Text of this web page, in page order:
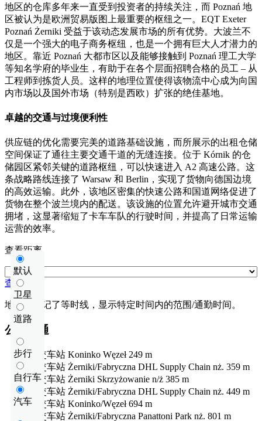
地区的仓库多年来一直受到投资者的持续关注，而 Poznań 地
区被认为是欧洲贸易版图上最重要的枢纽之一。EQT Exeter
Poznań Żerniki 受益于该动态发展市场的所有优势。大波兰不
仅是一个强大的电子商务枢纽，也是一个拥有巨大人才潜力的
地区。靠近 Poznań 大都市区以及能够接触到 Poznań 理工大学
等知名学府的毕业生，有助于在各个层面招聘合格的员工 – 从
工程师到拣货人员。这样的地理位置使得该物流中心成为向国
内市场以及国外市场（特别是西欧）扩张的绝佳基地。
卓越的交通与过境便利性
供应链的优化需要完美的道路基础设施，而所展示的出租仓储
空间保证了通往主要交通干道的无缝连接。位于 Kórnik 的仓
储园区紧邻关键的道路枢纽，可以快速进入 A2 高速公路。这
条战略路线连接了 Warsaw 和 Berlin，实现了货物向德国边境
的高效运输。此外，该地区密集的快速公路和国道网络促进了
货物在整个波兰境内的配送。该设施的位置允许避开城市交通
拥堵，这显著缩短了卡车车队的行驶时间，并提高了日常运输
运营的效率。
默认
卫星
道路
步行
自行车
汽车
查看距离
查看距离
地图上标记了等时线，显示特定时间内的范围/通勤时间。
公共交通
公交车站 Koninko Węzeł 249 m
公交车站 Żerniki/Fabryczna DHL Supply Chain nż. 359 m
公交车站 Żerniki Skrzyżowanie n/ż 385 m
公交车站 Żerniki/Fabryczna DHL Supply Chain nż. 449 m
公交车站 Koninko/Węzeł 694 m
公交车站 Żerniki/Fabryczna Panattoni Park nż. 801 m